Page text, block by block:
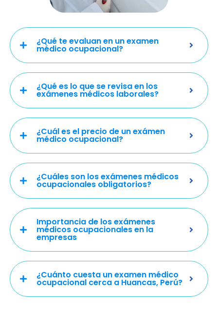
¿Qué te evaluan en un examen
médico ocupacional?
¿Qué es lo que se revisa en los
exámenes médicos laborales?
¿Cuál es el precio de un exámen
médico ocupacional?
¿Cuáles son los exámenes médicos
ocupacionales obligatorios?
Importancia de los exámenes
médicos ocupacionales en la
empresas
¿Cuánto cuesta un examen médico
ocupacional cerca a Huancas, Perú?